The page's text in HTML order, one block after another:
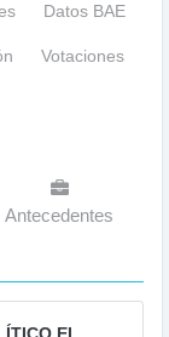
Datos BAE
Votaciones
Antecedentes